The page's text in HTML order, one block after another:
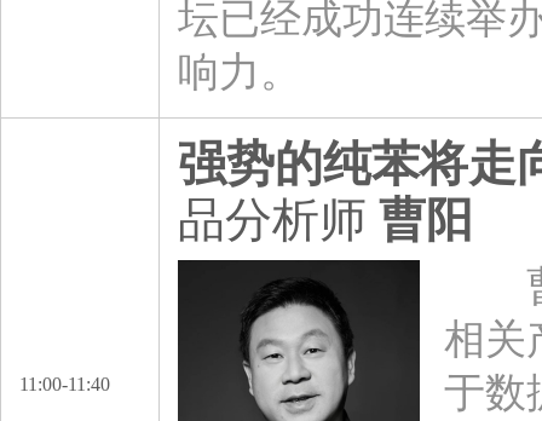
坛已经成功连续举
响力。
11:00-11:40
强势的纯苯将走
品分析师 曹阳
曹
相关
于数